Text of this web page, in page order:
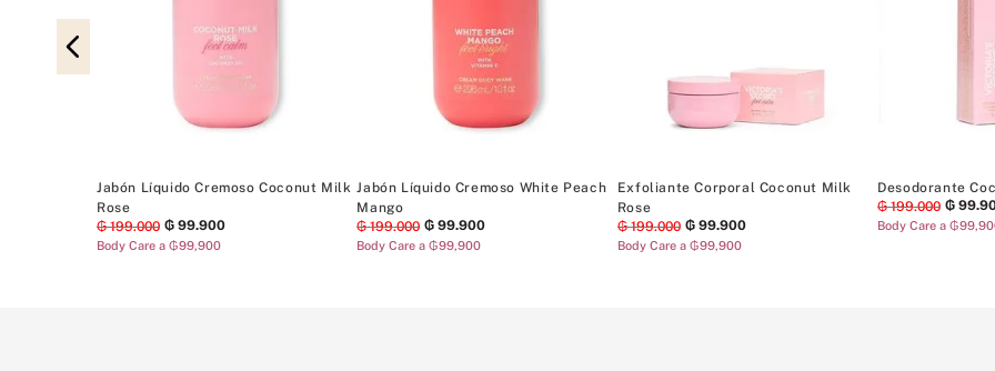
Jabón Líquido Cremoso Coconut Milk
Rose
₲ 199.000 ₲ 99.900
Body Care a ₲99,900
Jabón Líquido Cremoso White Peach
Mango
₲ 199.000 ₲ 99.900
Body Care a ₲99,900
Exfoliante Corporal Coconut Milk
Rose
₲ 199.000 ₲ 99.900
Body Care a ₲99,900
Desodorante
₲ 199.000 ₲ 99.
Body Care a